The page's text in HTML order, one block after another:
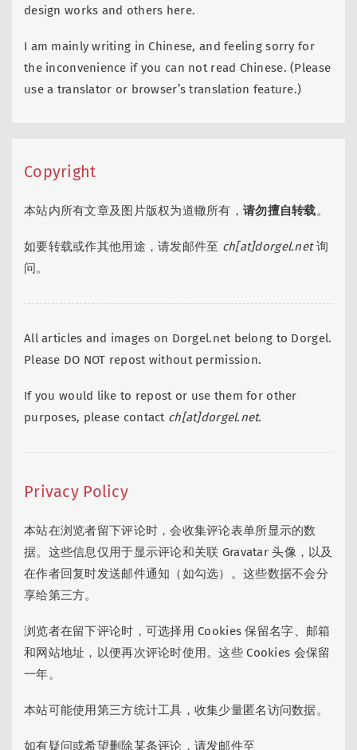
design works and others here.
I am mainly writing in Chinese, and feeling sorry for
the inconvenience if you can not read Chinese. (Please
use a translator or browser’s translation feature.)
Copyright
本站内所有文章及图片版权为道轍所有，请勿擅自转载。
如要转载或作其他用途，请发邮件至 ch[at]dorgel.net询
问。
All articles and images on Dorgel.net belong to Dorgel.
Please DO NOT repost without permission.
If you would like to repost or use them for other
purposes, please contact ch[at]dorgel.net.
Privacy Policy
本站在浏览者留下评论时，会收集评论表单所显示的数
据。这些信息仅用于显示评论和关联 Gravatar 头像，以及
在作者回复时发送邮件通知（如勾选）。这些数据不会分
享给第三方。
浏览者在留下评论时，可选择用 Cookies 保留名字、邮箱
和网站地址，以便再次评论时使用。这些 Cookies 会保留
一年。
本站可能使用第三方统计工具，收集少量匿名访问数据。
如有疑问或希望删除某条评论，请发邮件至